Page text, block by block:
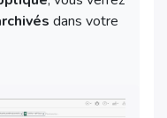
dans votre